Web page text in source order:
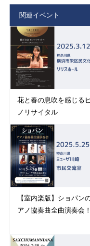
関連イベント
花と春の息吹を感じる
ノリサイタル
【室内楽版】ショパン
アノ協奏曲全曲演奏会！